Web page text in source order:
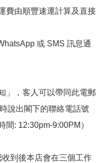
費由順豐速運計算及直接
或 SMS 訊息通
」，客人可以帶同此電郵
說出閣下的聯絡電話號
: 12:30pm-9:00PM）
到後本店會在三個工作